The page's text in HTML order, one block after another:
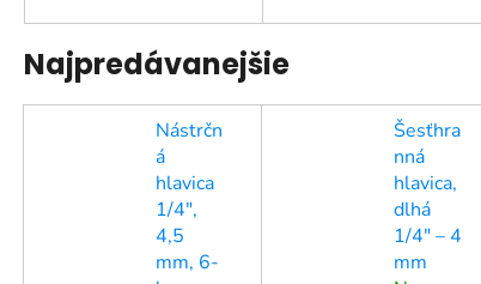
Najpredávanejšie
Nástrčn
á
hlavica
1/4",
4,5
mm, 6-
Šesťhra
nná
hlavica,
dlhá
1/4" – 4
mm